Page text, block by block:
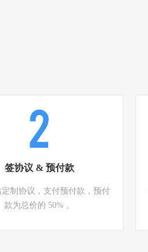
2
签协议 & 预付款
制协议，支付预付款，预付
款为总价的 50% 。